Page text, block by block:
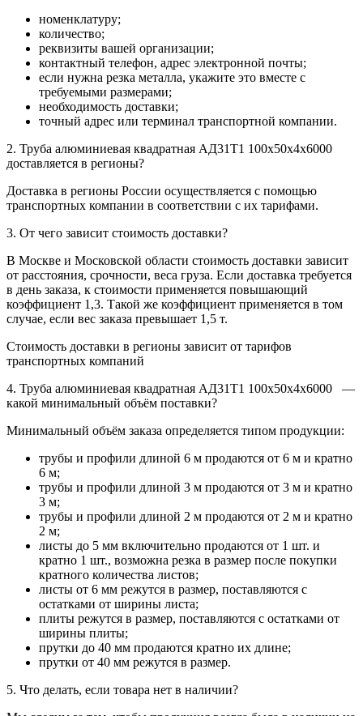
номенклатуру;
количество;
реквизиты вашей организации;
контактный телефон, адрес электронной почты;
если нужна резка металла, укажите это вместе с
требуемыми размерами;
необходимость доставки;
точный адрес или терминал транспортной компании.
2. Труба алюминиевая квадратная АД31Т1 100х50х4х6000
доставляется в регионы?
Доставка в регионы России осуществляется с помощью
транспортных компании в соответствии с их тарифами.
3. От чего зависит стоимость доставки?
В Москве и Московской области стоимость доставки зависит
от расстояния, срочности, веса груза. Если доставка требуется
в день заказа, к стоимости применяется повышающий
коэффициент 1,3. Такой же коэффициент применяется в том
случае, если вес заказа превышает 1,5 т.
Стоимость доставки в регионы зависит от тарифов
транспортных компаний
4. Труба алюминиевая квадратная АД31Т1 100х50х4х6000 —
какой минимальный объём поставки?
Минимальный объём заказа определяется типом продукции:
трубы и профили длиной 6 м продаются от 6 м и кратно
6 м;
трубы и профили длиной 3 м продаются от 3 м и кратно
3 м;
трубы и профили длиной 2 м продаются от 2 м и кратно
2 м;
листы до 5 мм включительно продаются от 1 шт. и
кратно 1 шт., возможна резка в размер после покупки
кратного количества листов;
листы от 6 мм режутся в размер, поставляются с
остатками от ширины листа;
плиты режутся в размер, поставляются с остатками от
ширины плиты;
прутки до 40 мм продаются кратно их длине;
прутки от 40 мм режутся в размер.
5. Что делать, если товара нет в наличии?